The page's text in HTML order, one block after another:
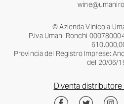
© Azienda Vinicola
P.iva Umani Ronchi
Provincia del Registro Imprese:
del 20/06/
Diventa